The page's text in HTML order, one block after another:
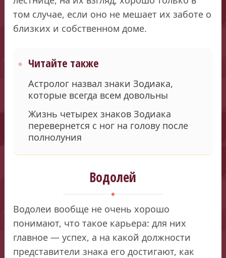
том случае, если оно не мешает их заботе о
близких и собственном доме.
Читайте также
Астролог назвал знаки Зодиака,
которые всегда всем довольны
Жизнь четырех знаков Зодиака
перевернется с ног на голову после
полнолуния
Водолей
Водолеи вообще не очень хорошо
понимают, что такое карьера: для них
главное — успех, а на какой должности
представители знака его достигают, как